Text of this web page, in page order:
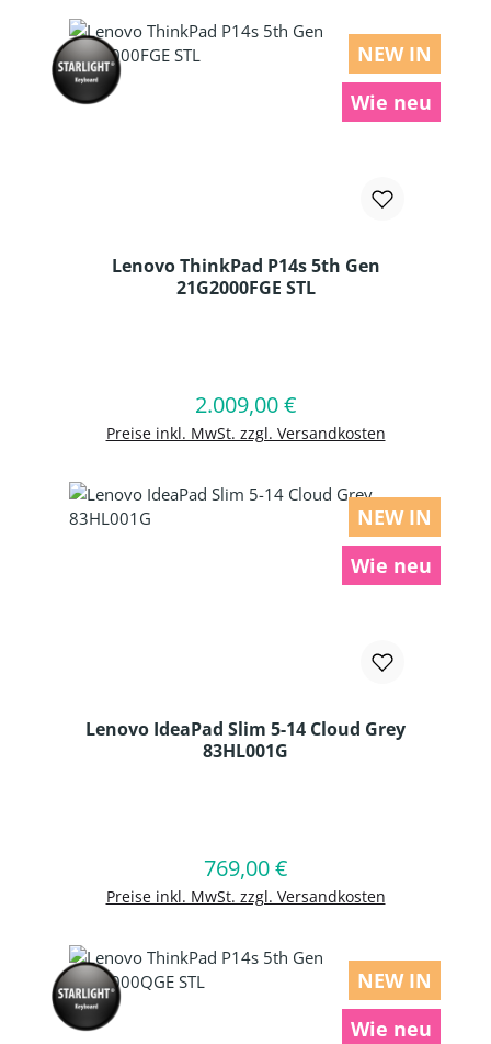
NEW IN
Wie neu
Lenovo ThinkPad P14s 5th Gen
21G2000FGE STL
Regulärer Preis:
2.009,00 €
Preise inkl. MwSt. zzgl. Versandkosten
In den Warenkorb
NEW IN
Wie neu
Lenovo IdeaPad Slim 5-14 Cloud Grey
83HL001G
Regulärer Preis:
769,00 €
Preise inkl. MwSt. zzgl. Versandkosten
In den Warenkorb
NEW IN
Wie neu